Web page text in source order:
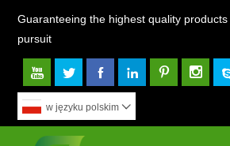
Guaranteeing the highest quality
pursuit
     
w języku polskim 